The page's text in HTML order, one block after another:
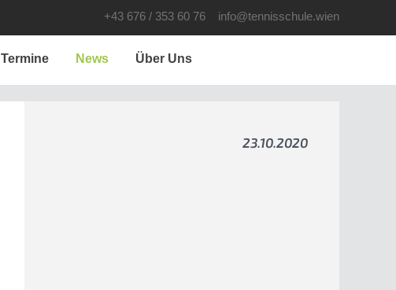
+43 676 / 353 60 76 info@tennisschule.wien
Termine News Über Uns
23.10.2020